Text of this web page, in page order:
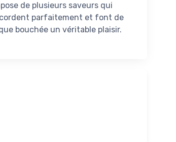
de plusieurs saveurs qui
parfaitement et font de
bouchée un véritable plaisir.